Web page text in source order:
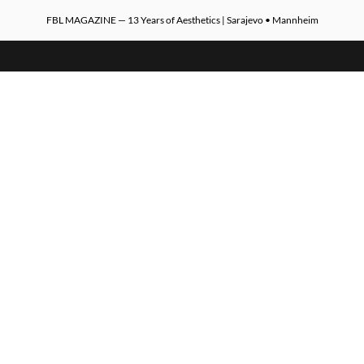
FBL MAGAZINE — 13 Years of Aesthetics | Sarajevo • Mannheim